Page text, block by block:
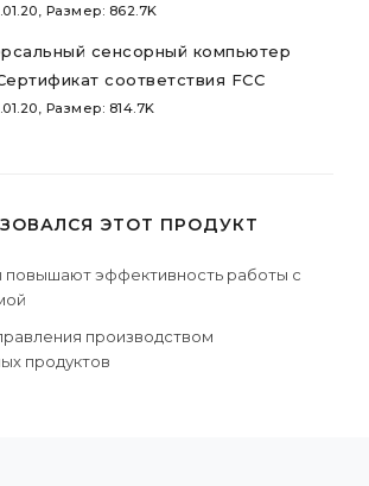
Размер: 862.7K
сенсорный компьютер
соответствия FCC
Размер: 814.7K
ЭТОТ ПРОДУКТ
повышают эффективность работы с
производством
продуктов